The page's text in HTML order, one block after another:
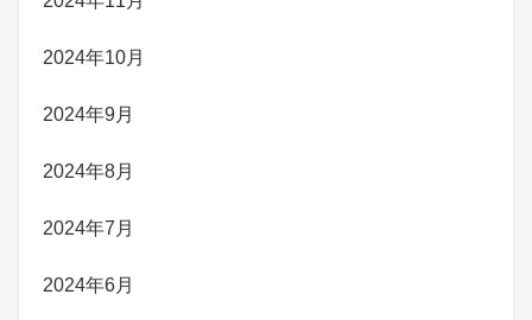
2024年10月
2024年9月
2024年8月
2024年7月
2024年6月